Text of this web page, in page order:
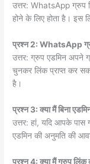
उत्तर: WhatsApp ग्रुप
होने के लिए होता है।
प्रश्न 2: WhatsApp
उत्तर: ग्रुप एडमिन अपने
चुनकर लिंक प्राप्त कर
है।
प्रश्न 3: क्या मैं बिना
उत्तर: हां, यदि आपके
एडमिन की अनुमति की
प्रश्न 4: क्या मैं ग्रुप लिंक